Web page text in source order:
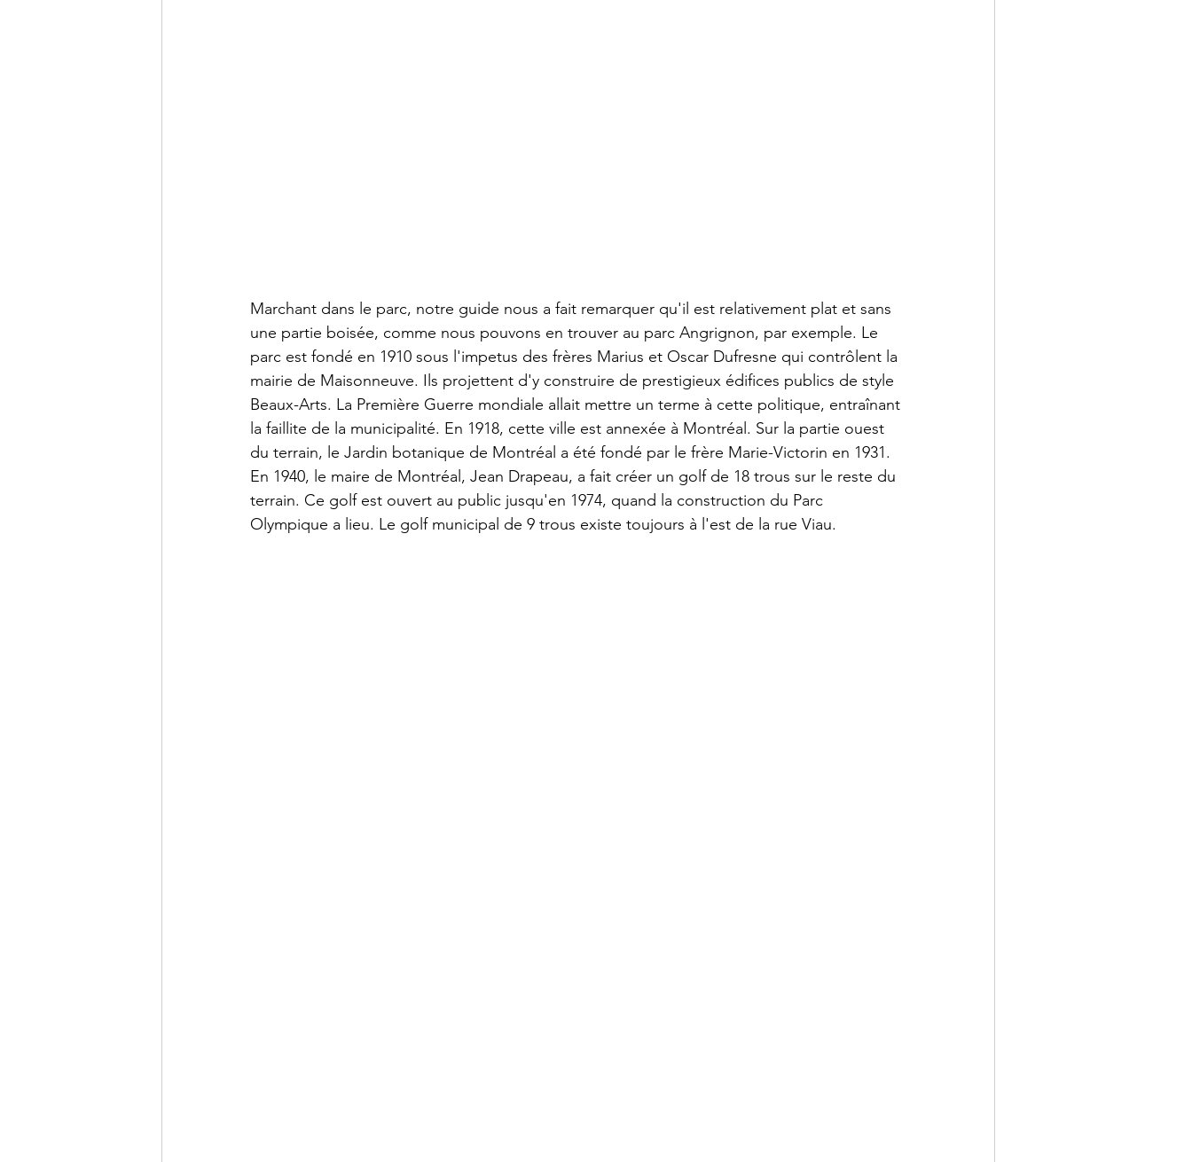
Marchant dans le parc, notre guide nous a fait remarquer qu'il est relativement plat et sans
une partie boisée, comme nous pouvons en trouver au parc Angrignon, par exemple. Le
parc est fondé en 1910 sous l'impetus des frères Marius et Oscar Dufresne qui contrôlent la
mairie de Maisonneuve. Ils projettent d'y construire de prestigieux édifices publics de style
Beaux-Arts. La Première Guerre mondiale allait mettre un terme à cette politique, entraînant
la faillite de la municipalité. En 1918, cette ville est annexée à Montréal. Sur la partie ouest
du terrain, le Jardin botanique de Montréal a été fondé par le frère Marie-Victorin en 1931.
En 1940, le maire de Montréal, Jean Drapeau, a fait créer un golf de 18 trous sur le reste du
terrain. Ce golf est ouvert au public jusqu'en 1974, quand la construction du Parc
Olympique a lieu. Le golf municipal de 9 trous existe toujours à l'est de la rue Viau.